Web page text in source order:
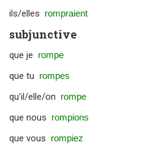
ils/elles rompraient
subjunctive
que je rompe
que tu rompes
qu'il/elle/on rompe
que nous rompions
que vous rompiez